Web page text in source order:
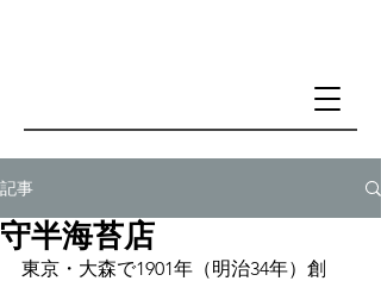
記事
守半海苔店
東京・大森で1901年（明治34年）創